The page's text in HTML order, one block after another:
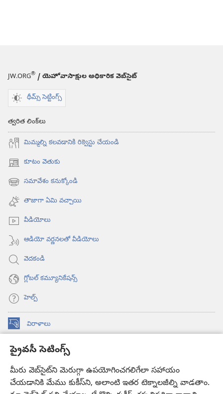
ప్రైవసీ సెటింగ్స్
మీరు వెబ్‌సైట్‌ని మెరుగ్గా ఉపయోగించగలిగేలా సహాయం
చేయడానికి మేము కుకీస్‌ని, అలాంటి ఇతర టెక్నాలజీల్ని వాడతాం.
JW.ORG® / యెహోవాసాక్షుల అధికారిక వెబ్‌సైట్‌
థీమ్స్ సెట్టింగ్స్
త్వరిత లింక్‌లు
మిమ్మల్ని కలవడానికి రిక్వెస్టు చేయండి
కూటం వెతుకు
(కొత్త
విండో
ఓపెన్‌
అవుతుంది)
సమావేశం కనుక్కోండి
(కొత్త
విండో
ఓపెన్‌
అవుతుంది)
తాజాగా ఏమి వచ్చాయి
వీడియోలు
ఆడియో వర్ణనలతో వీడియోలు
వెదకండి
గ్లోబల్‌ కమ్యూనికేషన్స్‌
హెల్ప్‌
విరాళాలు
(కొత్త
ఓపెన్‌ కావలికోట ఆన్‌లైన్‌ లైబ్రరీ
(కొత్త
విండో
ఓపెన్‌
అవుతుంది)
JW Hub®
(కొత్త